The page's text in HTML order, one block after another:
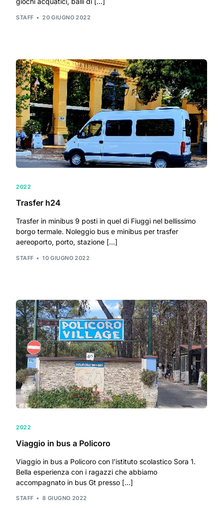
STAFF 20 GIUGNO 2022
2022
Trasfer h24
Trasfer in minibus 9 posti in quel di Fiuggi nel bellissimo
borgo termale. Noleggio bus e minibus per trasfer
aereoporto, porto, stazione […]
STAFF 10 GIUGNO 2022
2022
Viaggio in bus a Policoro
Viaggio in bus a Policoro con l’istituto scolastico Sora 1.
Bella esperienza con i ragazzi che abbiamo
accompagnato in bus Gt presso […]
STAFF 8 GIUGNO 2022